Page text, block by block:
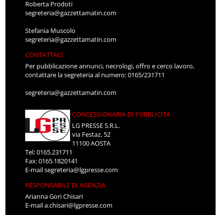
Roberta Prodoti
segreteria@gazzettamatin.com
Stefania Muscolo
segreteria@gazzettamatin.com
CONTATTACI
Per pubblicazione annunci, necrologi, offro e cerco lavoro,
contattare la segreteria al numero: 0165/231711
segreteria@gazzettamatin.com
CONCESSIONARIA DI PUBBLICITÀ
LG PRESSE S.R.L.
via Festaz, 52
11100 AOSTA
Tel: 0165.231711
Fax: 0165.1820141
E-mailsegreteria@lgpresse.com
RESPONSABILE DI AGENZIA
Arianna Gori Chisari
E-maila.chisari@lgpresse.com